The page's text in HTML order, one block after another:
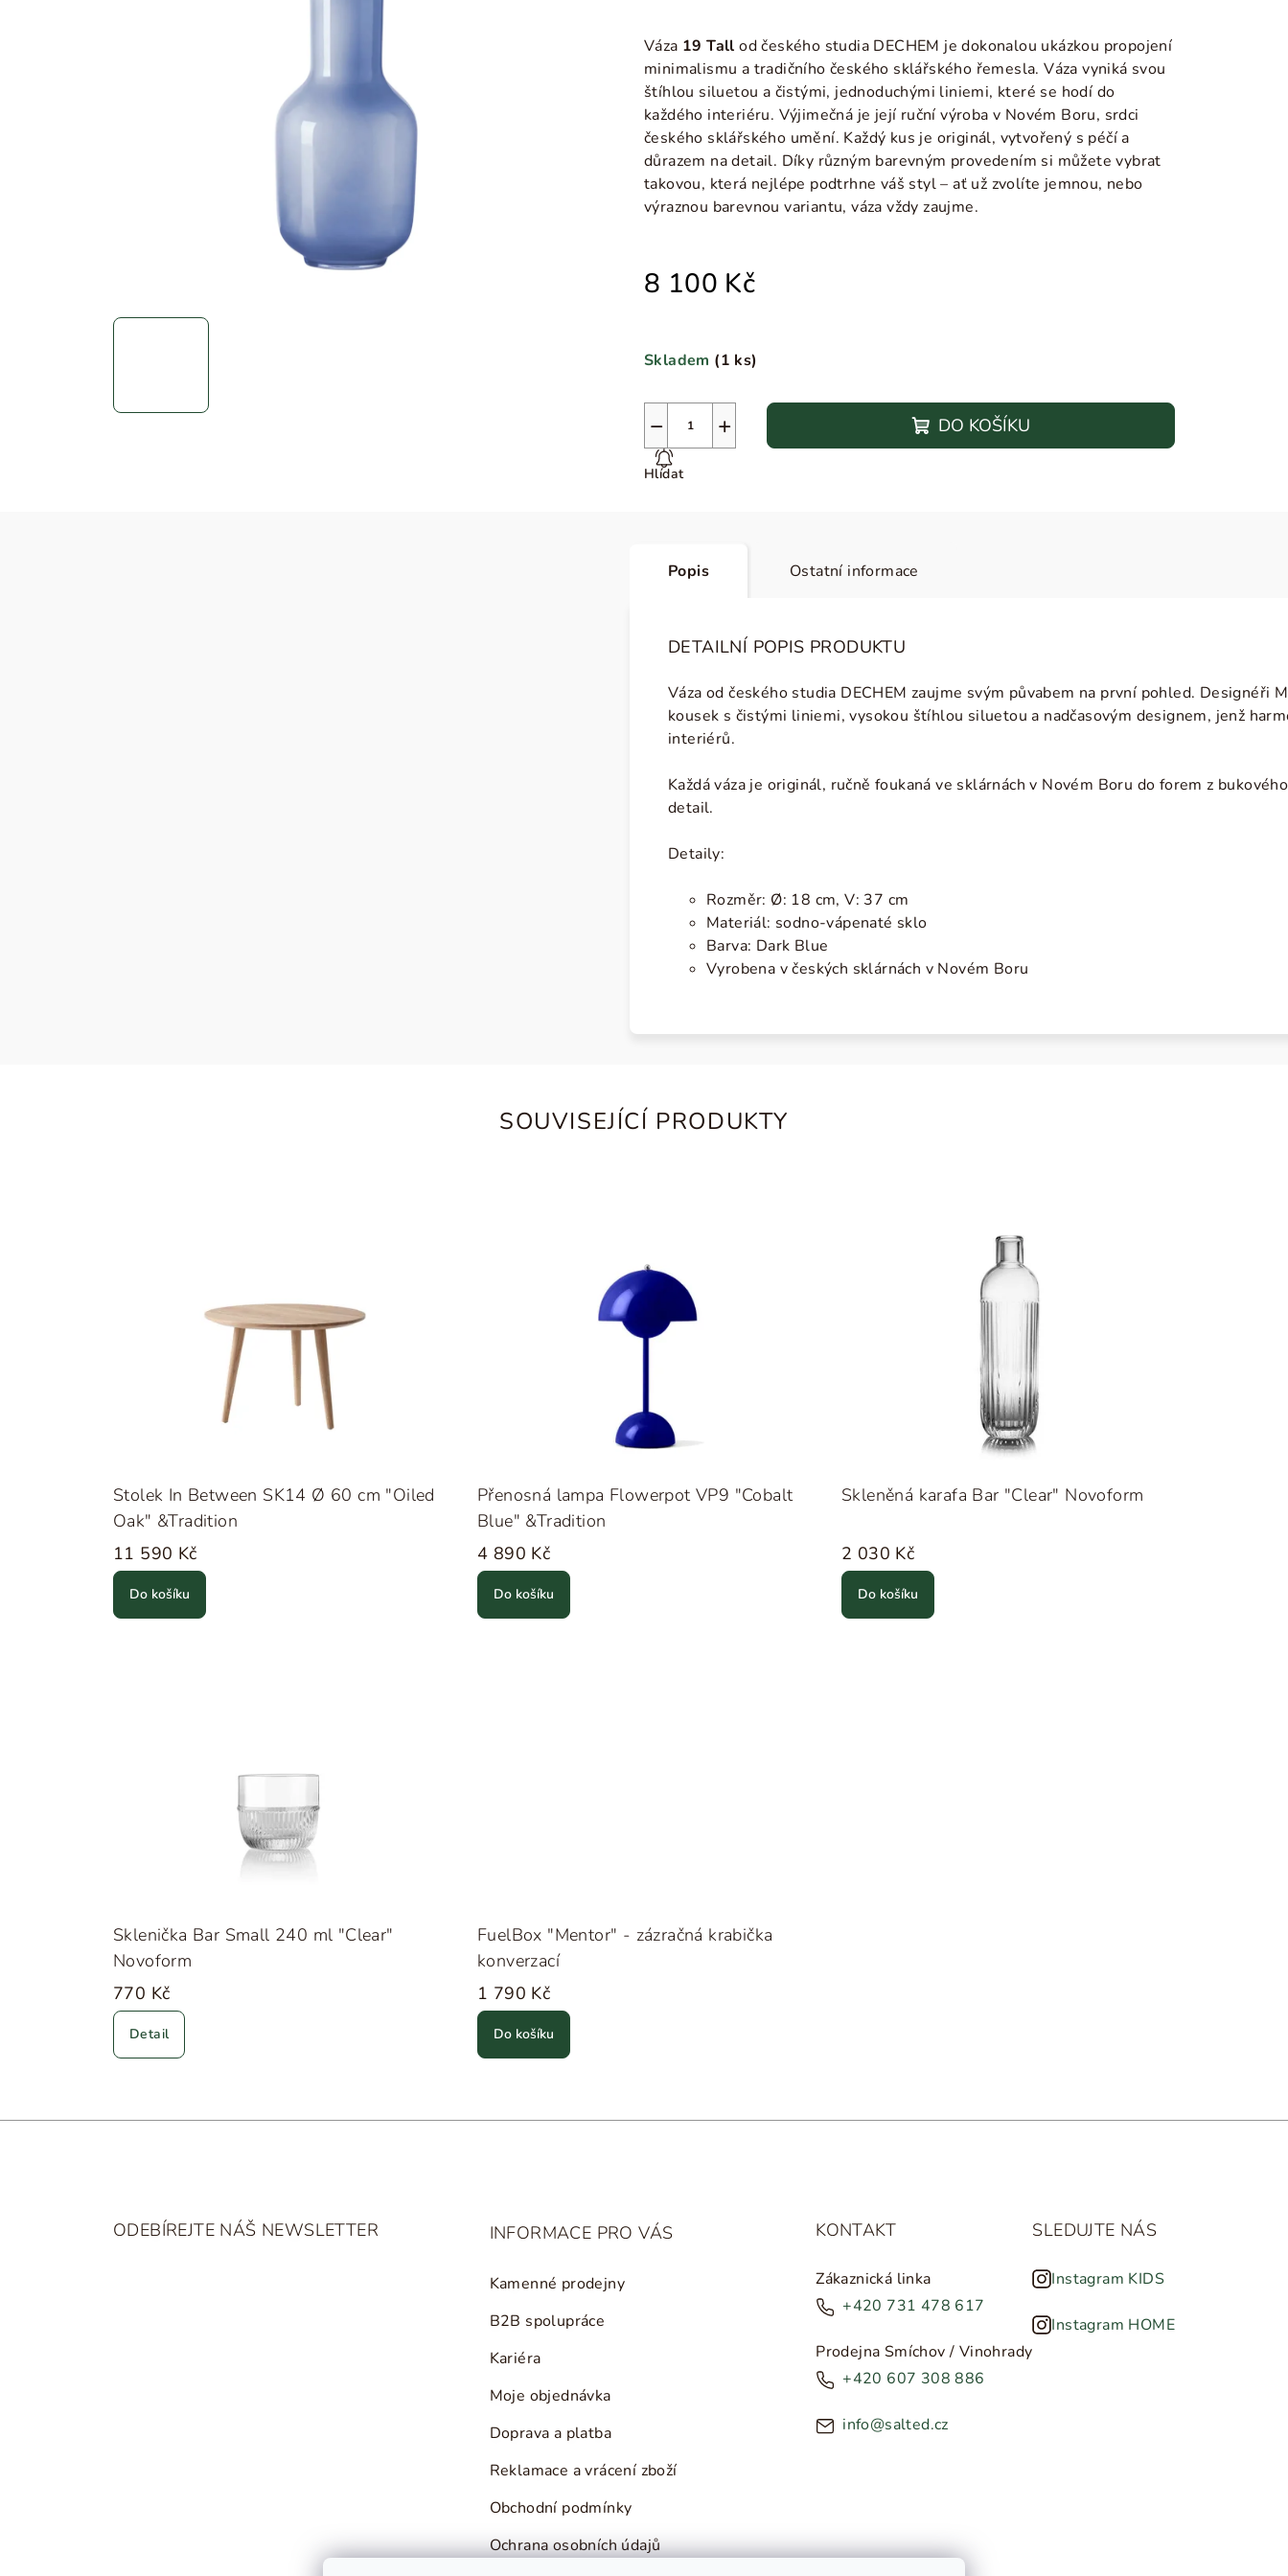
Váza 19 Tall od českého studia DECHEM je dokonalou ukázkou propojení
minimalismu a tradičního českého sklářského řemesla. Váza vyniká svou
štíhlou siluetou a čistými, jednoduchými liniemi, které se hodí do
každého interiéru. Výjimečná je její ruční výroba v Novém Boru, srdci
českého sklářského umění. Každý kus je originál, vytvořený s péčí a
důrazem na detail. Díky různým barevným provedením si můžete vybrat
takovou, která nejlépe podtrhne váš styl – ať už zvolíte jemnou, nebo
výraznou barevnou variantu, váza vždy zaujme.
8 100 Kč
Skladem (1 ks)
+
− DO KOŠÍKU
Hlídat
Popis Ostatní informace
DETAILNÍ POPIS PRODUKTU
Váza od českého studia DECHEM zaujme svým půvabem na první pohled. Designéři
kousek s čistými liniemi, vysokou štíhlou siluetou a nadčasovým designem, jenž
interiérů.
Každá váza je originál, ručně foukaná ve sklárnách v Novém Boru do forem z
detail.
Detaily:
Rozměr: Ø: 18 cm, V: 37 cm
Materiál: sodno-vápenaté sklo
Barva: Dark Blue
Vyrobena v českých sklárnách v Novém Boru
SOUVISEJÍCÍ PRODUKTY
Stolek In Between SK14 Ø 60 cm "Oiled
Oak" &Tradition
11 590 Kč
Do košíku
Přenosná lampa Flowerpot VP9 "Cobalt
Blue" &Tradition
4 890 Kč
Do košíku
Skleněná karafa Bar "Clear" Novoform
2 030 Kč
Do košíku
Sklenička Bar Small 240 ml "Clear"
Novoform
770 Kč
Detail
FuelBox "Mentor" - zázračná krabička
konverzací
1 790 Kč
Do košíku
ODEBÍREJTE NÁŠ NEWSLETTER INFORMACE PRO VÁS
Kamenné prodejny
B2B spolupráce
Kariéra
Moje objednávka
Doprava a platba
Reklamace a vrácení zboží
Obchodní podmínky
Ochrana osobních údajů
KONTAKT
Zákaznická linka
+420 731 478 617
Prodejna Smíchov / Vinohrady
+420 607 308 886
info@salted.cz
SLEDUJTE NÁS
Instagram KIDS
Instagram HOME